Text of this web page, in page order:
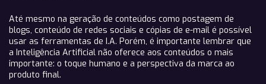
Até mesmo na geração de conteúdos como postagem de
blogs, conteúdo de redes sociais e cópias de e-mail é possível
usar as ferramentas de I.A. Porém, é importante lembrar que
a Inteligência Artificial não oferece aos conteúdos o mais
importante: o toque humano e a perspectiva da marca ao
produto final.